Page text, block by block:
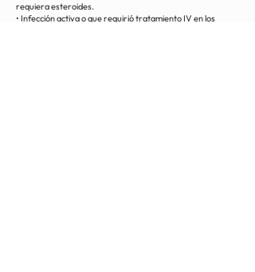
requiera esteroides.
• Infección activa o que requirió tratamiento IV en los